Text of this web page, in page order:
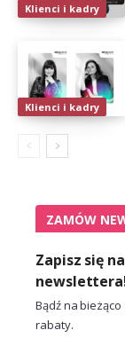
Klienci i kadry
Klienci i kadry
ZAMÓW
Zapisz się
Bądź na
rabaty.